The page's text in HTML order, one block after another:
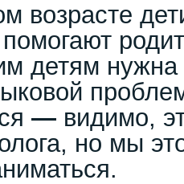
возрасте
детям
— видимо,
но мы